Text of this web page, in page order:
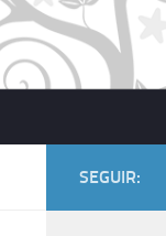
SEGUIR: